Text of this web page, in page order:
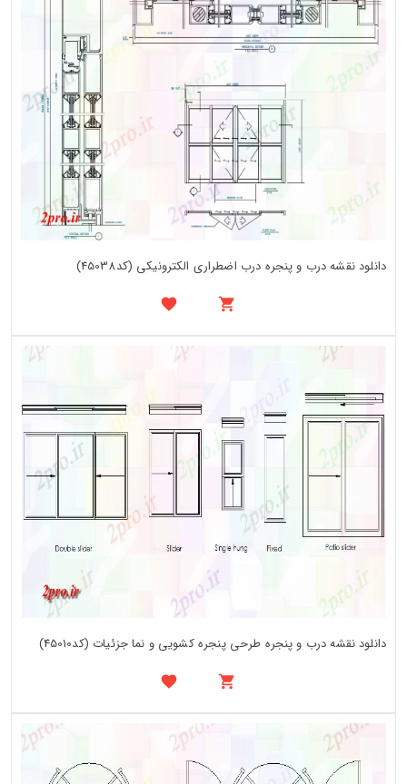
دانلود نقشه درب و پنجره درب اضطراری الکترونیکی (کد45038)
دانلود نقشه درب و پنجره طرحی پنجره کشویی و نما جزئیات (کد45010)